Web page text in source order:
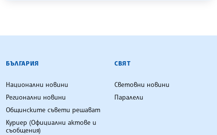
БЪЛГАРСКА ТЕЛЕГРАФНА АГЕНЦИЯ
БЪЛГАРИЯ
Национални новини
Регионални новини
Общинските съвети решават
Куриер (Официални актове и
съобщения)
СВЯТ
Световни новини
Паралели